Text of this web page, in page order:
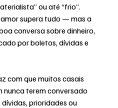
ou até “frio”.
supera tudo — mas a
conversa sobre dinheiro,
por boletos, dívidas e
com que muitos casais
nunca terem conversado
prioridades ou